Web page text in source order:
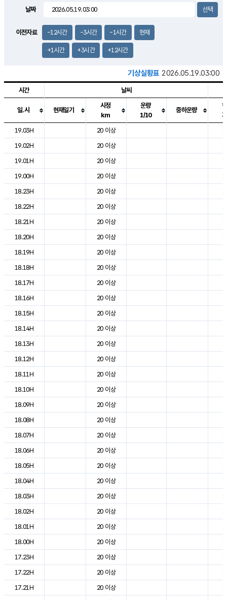
1.5m/s
날짜
이전자료 -12시간 -3시간 -1시간 현재
+1시간 +3시간 +12시간
기상실황표 2026.05.19.03:00
도시별 기상실황표로 지점, 날씨, 기온, 강수, 바람, 기압등을 안내한 표입
시간 날씨
일.시 현재일기
시정
km
운량
1/10
중하운량
19.03H
20 이상
19.02H
20 이상
19.01H
20 이상
19.00H
20 이상
18.23H
20 이상
18.22H
20 이상
18.21H
20 이상
18.20H
20 이상
18.19H
20 이상
18.18H
20 이상
18.17H
20 이상
18.16H
20 이상
18.15H
20 이상
18.14H
20 이상
18.13H
20 이상
18.12H
20 이상
18.11H
20 이상
18.10H
20 이상
18.09H
20 이상
18.08H
20 이상
18.07H
20 이상
18.06H
20 이상
18.05H
20 이상
18.04H
20 이상
18.03H
20 이상
18.02H
20 이상
18.01H
20 이상
18.00H
20 이상
17.23H
20 이상
17.22H
20 이상
17.21H
20 이상